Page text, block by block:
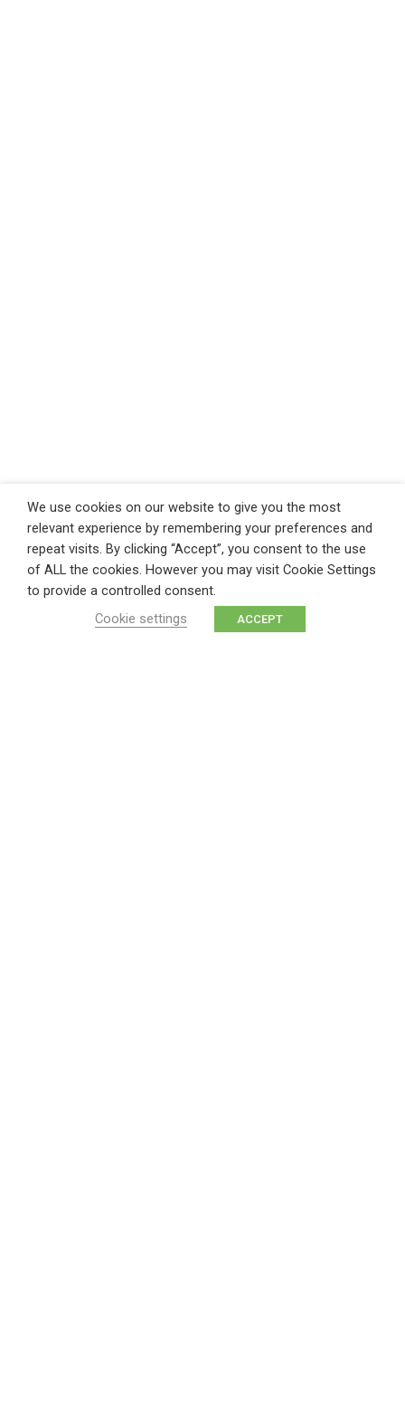
We use cookies on our website to give you the most
relevant experience by remembering your preferences and
repeat visits. By clicking “Accept”, you consent to the use
of ALL the cookies. However you may visit Cookie Settings
to provide a controlled consent.
Cookie settings
ACCEPT